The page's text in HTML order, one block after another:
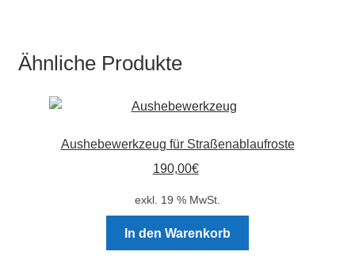
Ähnliche Produkte
Aushebewerkzeug für Straßenablaufroste
190,00€
exkl. 19 % MwSt.
In den Warenkorb